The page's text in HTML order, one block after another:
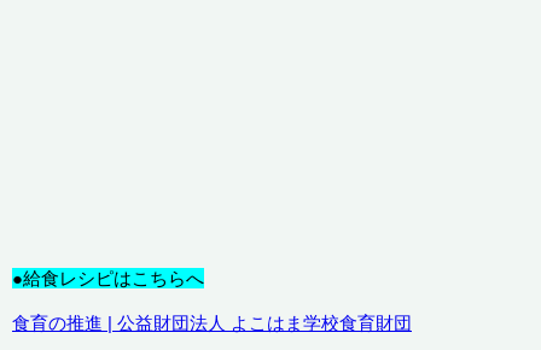
●給食レシピはこちらへ
食育の推進 | 公益財団法人 よこはま学校食育財団